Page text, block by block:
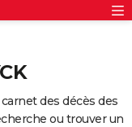
des décès des
ou trouver un